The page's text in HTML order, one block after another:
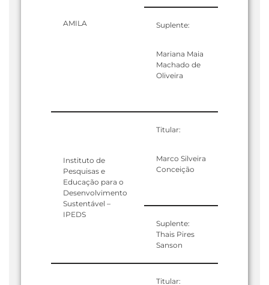
AMILA Suplente:
Mariana Maia
Machado de
Oliveira
Instituto de
Pesquisas e
Educação para o
Desenvolvimento
Sustentável –
IPEDS
Titular:
Marco Silveira
Conceição
Suplente:
Thais Pires
Sanson
Titular: